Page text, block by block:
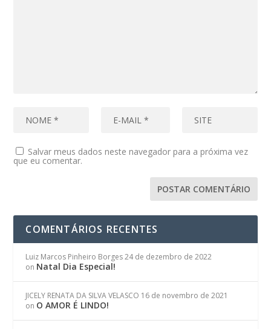
Salvar meus dados neste navegador para a próxima vez
que eu comentar.
COMENTÁRIOS RECENTES
Luiz Marcos Pinheiro Borges 24 de dezembro de 2022
on Natal Dia Especial!
JICELY RENATA DA SILVA VELASCO 16 de novembro de 2021
on O AMOR É LINDO!